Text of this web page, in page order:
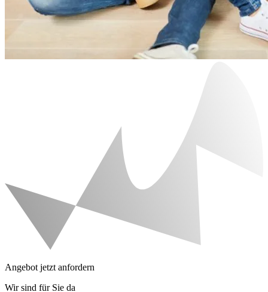
Angebot jetzt anfordern
Wir sind für Sie da